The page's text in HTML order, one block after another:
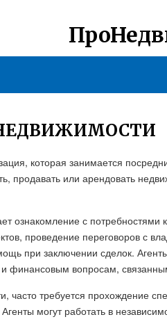
которая занимается
продавать или арендовать
ознакомление с потребностями
проведение переговоров с
при заключении сделок.
и финансовым вопросам,
часто требуется прохождение
могут работать в